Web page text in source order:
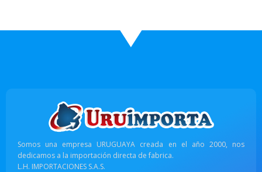
Somos una empresa URUGUAYA creada en el año 2000, nos
dedicamos a la importación directa de fabrica.
L.H. IMPORTACIONES S.A.S.